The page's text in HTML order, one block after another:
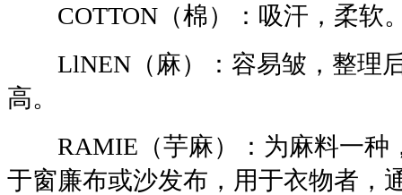
COTTON（棉）：吸汗，柔软
LlNEN（麻）：容易皱，整理
高。
RAMIE（芋麻）：为麻料一种
于窗廉布或沙发布，用于衣物者，